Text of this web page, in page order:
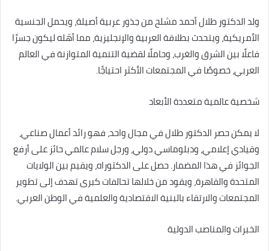
ولد الدكتور طلال أحمد مشلح من جذور عربية أصيلة، ويحمل الجنسية
الأمريكية، ويتحدث بطلاقة العربية والإنجليزية، مما أهّله ليكون جسرًا
فاعلًا بين الشرق والغرب، وحاملًا لقضية التنمية المتوازنة في العالم
العربي، خصوصًا في المجتمعات الأكثر احتياجًا.
شخصية عالمية متعددة الأبعاد
لا يمكن حصر الدكتور طلال في مجال واحد، فهو رائد أعمال صناعي،
وقيادي إعلامي، ودبلوماسي دولي، ورجل سلام عالمي حائز على أرفع
الجوائز في هذا المضمار. حصل على الدكتوراه، ويقيم بين الولايات
المتحدة والقاهرة، ويقود من خلالها تحالفات كبرى تهدف إلى تطوير
المجتمعات والارتقاء بالبنية الاقتصادية والعلمية في الوطن العربي.
الخبرات والمناصب الدولية